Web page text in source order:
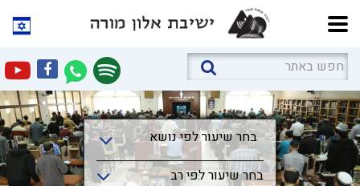
בחר שיעור לפי נושא
בחר שיעור לפי נושא
בחר שיעור לפי רב